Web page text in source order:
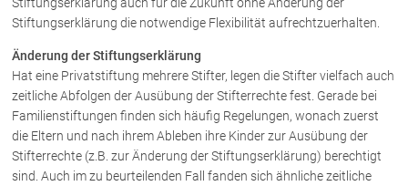
Stiftungserklärung die notwendige Flexibilität aufrechtzuerhalten.
Änderung der Stiftungserklärung
Hat eine Privatstiftung mehrere Stifter, legen die Stifter vielfach auch
zeitliche Abfolgen der Ausübung der Stifterrechte fest. Gerade bei
Familienstiftungen finden sich häufig Regelungen, wonach zuerst
die Eltern und nach ihrem Ableben ihre Kinder zur Ausübung der
Stifterrechte (z.B. zur Änderung der Stiftungserklärung) berechtigt
sind. Auch im zu beurteilenden Fall fanden sich ähnliche zeitliche